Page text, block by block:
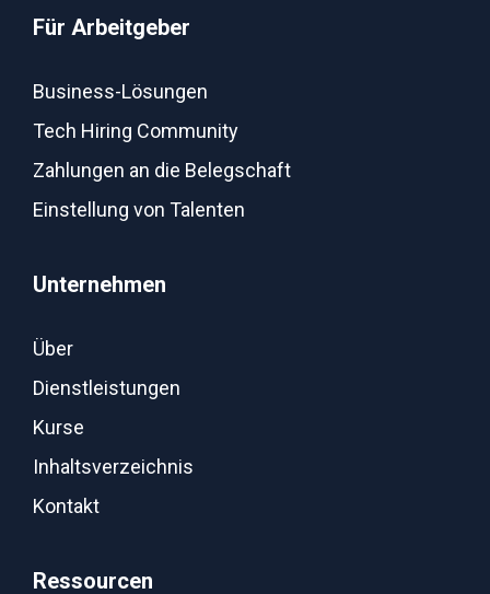
Für Arbeitgeber
Business-Lösungen
Tech Hiring Community
Zahlungen an die Belegschaft
Einstellung von Talenten
Unternehmen
Über
Dienstleistungen
Kurse
Inhaltsverzeichnis
Kontakt
Ressourcen